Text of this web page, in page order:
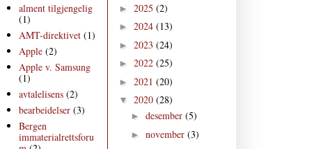
alment tilgjengelig
(1)
AMT-direktivet (1)
Apple (2)
Apple v. Samsung
(1)
avtalelisens (2)
bearbeidelser (3)
Bergen
immaterialrettsforu
► 2025 (2)
► 2024 (13)
► 2023 (24)
► 2022 (25)
► 2021 (20)
▼ 2020 (28)
► desember (5)
► november (3)